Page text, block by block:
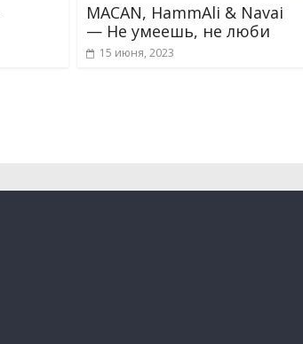
MACAN, HammAli & Navai
— Не умеешь, не люби
15 июня, 2023